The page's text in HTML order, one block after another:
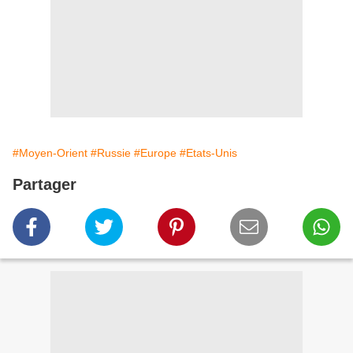
#Moyen-Orient #Russie #Europe #Etats-Unis
Partager